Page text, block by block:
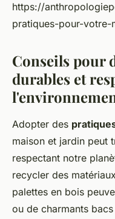
https://
pratiques-pour-
Conseils pour
durables et
Adopter des
maison et jardin peut
respectant notre
recycler des
palettes en bois
ou de charmants